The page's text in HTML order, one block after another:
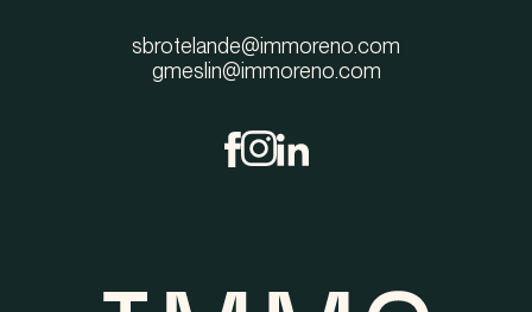
sbrotelande@immoreno.com
gmeslin@immoreno.com